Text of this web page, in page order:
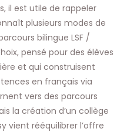
il est utile de rappeler
plusieurs modes de
bilingue LSF /
pensé pour des élèves
et qui construisent
en français via
vers des parcours
la création d’un collège
vient rééquilibrer l’offre